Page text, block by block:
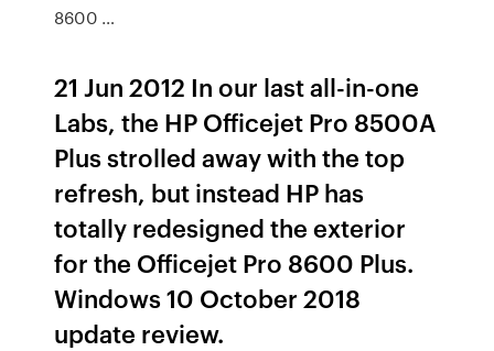
8600 …
21 Jun 2012 In our last all-in-one
Labs, the HP Officejet Pro 8500A
Plus strolled away with the top
refresh, but instead HP has
totally redesigned the exterior
for the Officejet Pro 8600 Plus.
Windows 10 October 2018
update review.